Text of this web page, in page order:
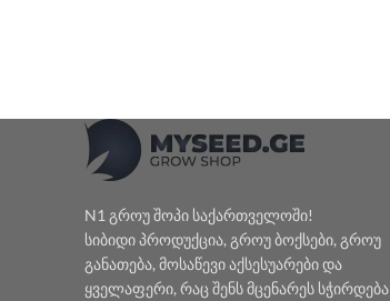
N1 გროუ შოპი საქართველოში!
სიბიდი პროდუქცია, გროუ ბოქსები, გროუ
განათება, მოსაწევი აქსესუარები და
ყველაფერი, რაც შენს მცენარეს სჭირდება